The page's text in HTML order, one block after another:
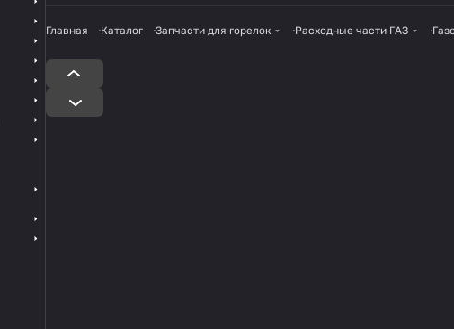
Главная Каталог Запчасти для горелок Расходные части ГАЗ